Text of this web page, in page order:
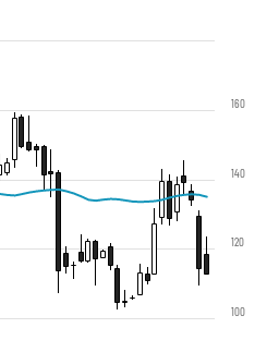
100
120
140
160